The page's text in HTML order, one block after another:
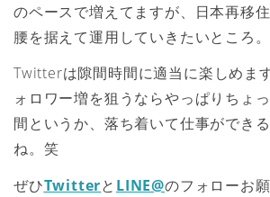
のペースで増えてますが、日本再移
腰を据えて運用していきたいところ。
Twitterは隙間時間に適当に楽しめま
ォロワー増を狙うならやっぱりちょ
間というか、落ち着いて仕事ができ
ね。笑
ぜひTwitterと LINE@のフォローお